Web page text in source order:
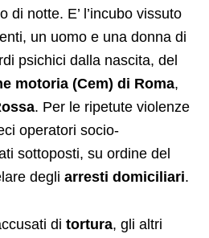
di notte. E’ l’incubo vissuto
un uomo e una donna di
psichici dalla nascita, del
motoria (Cem) di Roma,
. Per le ripetute violenze
operatori socio-
sottoposti, su ordine del
degli arresti domiciliari.
di tortura, gli altri